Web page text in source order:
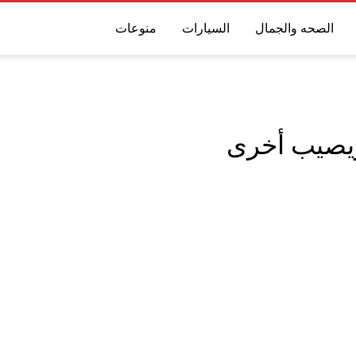
الصحه والجمال السيارات منوعات
أخرى